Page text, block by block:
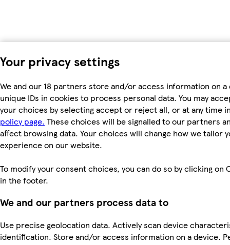
Your privacy settings
We and our 18 partners store and/or access information on a
unique IDs in cookies to process personal data. You may
your choices by selecting accept or reject all, or at any time
policy page. These choices will be signalled to our partners
affect browsing data. Your choices will change how we tailor
experience on our website.
To modify your consent choices, you can do so by clicking on
in the footer.
We and our partners process data to
Use precise geolocation data. Actively scan device
identification. Store and/or access information on a device.